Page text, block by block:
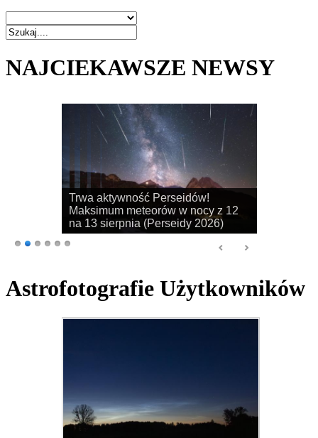
NAJCIEKAWSZE NEWSY
Rozpoczyna się sezon na
obserwacje obłoków srebrzystych!
Astrofotografie Użytkowników